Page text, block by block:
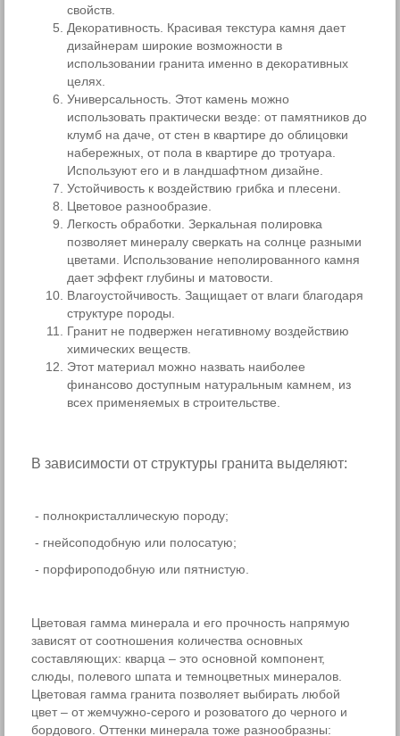
свойств.
Декоративность. Красивая текстура камня дает
дизайнерам широкие возможности в
использовании гранита именно в декоративных
целях.
Универсальность. Этот камень можно
использовать практически везде: от памятников до
клумб на даче, от стен в квартире до облицовки
набережных, от пола в квартире до тротуара.
Используют его и в ландшафтном дизайне.
Устойчивость к воздействию грибка и плесени.
Цветовое разнообразие.
Легкость обработки. Зеркальная полировка
позволяет минералу сверкать на солнце разными
цветами. Использование неполированного камня
дает эффект глубины и матовости.
Влагоустойчивость. Защищает от влаги благодаря
структуре породы.
Гранит не подвержен негативному воздействию
химических веществ.
Этот материал можно назвать наиболее
финансово доступным натуральным камнем, из
всех применяемых в строительстве.
В зависимости от структуры гранита выделяют:
- полнокристаллическую породу;
- гнейсоподобную или полосатую;
- порфироподобную или пятнистую.
Цветовая гамма минерала и его прочность напрямую
зависят от соотношения количества основных
составляющих: кварца – это основной компонент,
слюды, полевого шпата и темноцветных минералов.
Цветовая гамма гранита позволяет выбирать любой
цвет – от жемчужно-серого и розоватого до черного и
бордового. Оттенки минерала тоже разнообразны: